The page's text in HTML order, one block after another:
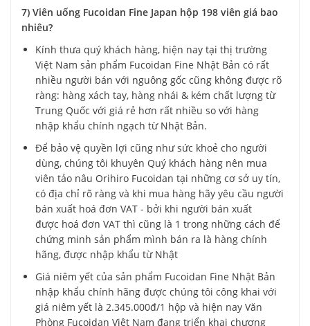
7) Viên uống Fucoidan Fine Japan hộp 198 viên giá bao
nhiêu?
Kính thưa quý khách hàng, hiện nay tại thị trường
Việt Nam sản phẩm Fucoidan Fine Nhật Bản có rất
nhiều người bán với nguông gốc cũng không được rõ
ràng: hàng xách tay, hàng nhái & kém chất lượng từ
Trung Quốc với giá rẻ hơn rất nhiều so với hàng
nhập khẩu chính ngạch từ Nhật Bản.
Để bảo vệ quyền lợi cũng như sức khoẻ cho người
dùng, chúng tôi khuyên Quý khách hàng nên mua
viên tảo nâu Orihiro Fucoidan tại những cơ sở uy tín,
có địa chỉ rõ ràng và khi mua hàng hãy yêu cầu người
bán xuất hoá đơn VAT - bởi khi người bán xuất
được hoá đơn VAT thì cũng là 1 trong những cách để
chứng minh sản phẩm mình bán ra là hàng chính
hãng, được nhập khẩu từ Nhật
Giá niêm yết của sản phẩm Fucoidan Fine Nhật Bản
nhập khẩu chính hãng được chúng tôi công khai với
giá niêm yết là 2.345.000đ/1 hộp và hiện nay Văn
Phòng Fucoidan Việt Nam đang triển khai chương